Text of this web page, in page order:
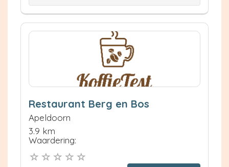
Restaurant Berg en Bos
Apeldoorn
3.9 km
Waardering: